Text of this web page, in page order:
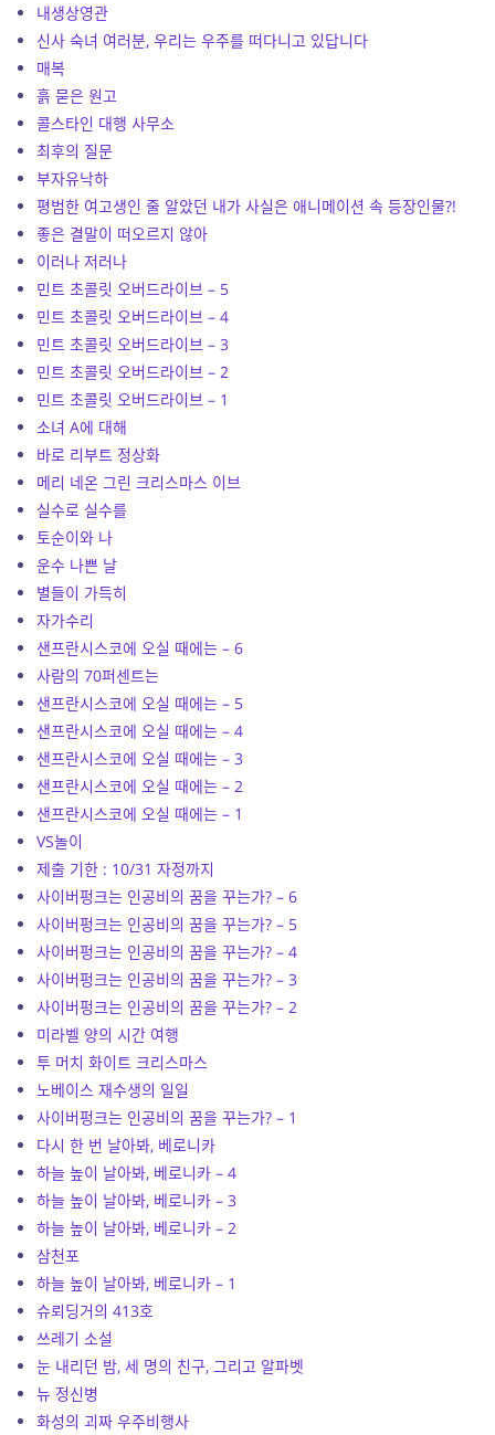
내생상영관
신사 숙녀 여러분, 우리는 우주를 떠다니고 있답니다
매복
흙 묻은 원고
콜스타인 대행 사무소
최후의 질문
부자유낙하
평범한 여고생인 줄 알았던 내가 사실은 애니메이션 속 등장인물?!
좋은 결말이 떠오르지 않아
이러나 저러나
민트 초콜릿 오버드라이브 – 5
민트 초콜릿 오버드라이브 – 4
민트 초콜릿 오버드라이브 – 3
민트 초콜릿 오버드라이브 – 2
민트 초콜릿 오버드라이브 – 1
소녀 A에 대해
바로 리부트 정상화
메리 네온 그린 크리스마스 이브
실수로 실수를
토순이와 나
운수 나쁜 날
별들이 가득히
자가수리
샌프란시스코에 오실 때에는 – 6
사람의 70퍼센트는
샌프란시스코에 오실 때에는 – 5
샌프란시스코에 오실 때에는 – 4
샌프란시스코에 오실 때에는 – 3
샌프란시스코에 오실 때에는 – 2
샌프란시스코에 오실 때에는 – 1
VS놀이
제출 기한 : 10/31 자정까지
사이버펑크는 인공비의 꿈을 꾸는가? – 6
사이버펑크는 인공비의 꿈을 꾸는가? – 5
사이버펑크는 인공비의 꿈을 꾸는가? – 4
사이버펑크는 인공비의 꿈을 꾸는가? – 3
사이버펑크는 인공비의 꿈을 꾸는가? – 2
미라벨 양의 시간 여행
투 머치 화이트 크리스마스
노베이스 재수생의 일일
사이버펑크는 인공비의 꿈을 꾸는가? – 1
다시 한 번 날아봐, 베로니카
하늘 높이 날아봐, 베로니카 – 4
하늘 높이 날아봐, 베로니카 – 3
하늘 높이 날아봐, 베로니카 – 2
삼천포
하늘 높이 날아봐, 베로니카 – 1
슈뢰딩거의 413호
쓰레기 소설
눈 내리던 밤, 세 명의 친구, 그리고 알파벳
뉴 정신병
화성의 괴짜 우주비행사